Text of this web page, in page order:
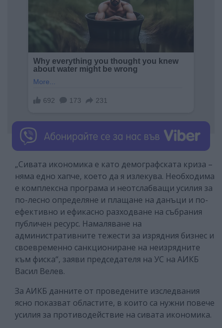
„Сивата икономика е като демографската криза –
няма едно хапче, което да я излекува. Необходима
е комплексна програма и неотслабващи усилия за
по-лесно определяне и плащане на данъци и по-
ефективно и ефикасно разходване на събрания
публичен ресурс. Намаляване на
административните тежести за изрядния бизнес и
своевременно санкциониране на неизрядните
към фиска“, заяви председателя на УС на АИКБ
Васил Велев.
За АИКБ данните от проведените изследвания
ясно показват областите, в които са нужни повече
усилия за противодействие на сивата икономика.